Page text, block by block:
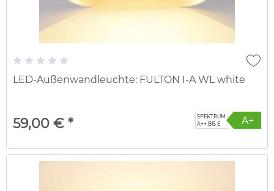
LED-Außenwandleuchte: FULTON I-A WL white
A+
SPEKTRUM
A++ BIS E
59,00 € *